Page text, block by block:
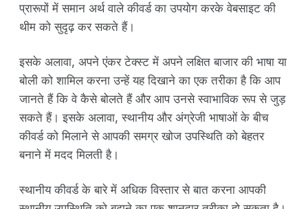
प्रारूपों में समान अर्थ वाले कीवर्ड का उपयोग करके वेबसाइट की
थीम को सुदृढ़ कर सकते हैं।
इसके अलावा, अपने एंकर टेक्स्ट में अपने लक्षित बाजार की भाषा या
बोली को शामिल करना उन्हें यह दिखाने का एक तरीका है कि आप
जानते हैं कि वे कैसे बोलते हैं और आप उनसे स्वाभाविक रूप से जुड़
सकते हैं। इसके अलावा, स्थानीय और अंग्रेजी भाषाओं के बीच
कीवर्ड को मिलाने से आपकी समग्र खोज उपस्थिति को बेहतर
बनाने में मदद मिलती है।
स्थानीय कीवर्ड के बारे में अधिक विस्तार से बात करना आपकी